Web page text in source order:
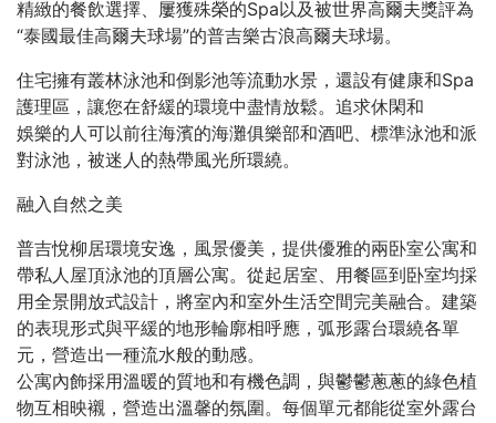
精緻的餐飲選擇、屢獲殊榮的Spa以及被世界高爾夫獎評為
“泰國最佳高爾夫球場”的普吉樂古浪高爾夫球場。
住宅擁有叢林泳池和倒影池等流動水景，還設有健康和Spa
護理區，讓您在舒緩的環境中盡情放鬆。追求休閑和
娛樂的人可以前往海濱的海灘俱樂部和酒吧、標準泳池和派
對泳池，被迷人的熱帶風光所環繞。
融入自然之美
普吉悅柳居環境安逸，風景優美，提供優雅的兩卧室公寓和
帶私人屋頂泳池的頂層公寓。從起居室、用餐區到卧室均採
用全景開放式設計，將室內和室外生活空間完美融合。建築
的表現形式與平緩的地形輪廓相呼應，弧形露台環繞各單
元，營造出一種流水般的動感。
公寓內飾採用溫暖的質地和有機色調，與鬱鬱蔥蔥的綠色植
物互相映襯，營造出溫馨的氛圍。每個單元都能從室外露台